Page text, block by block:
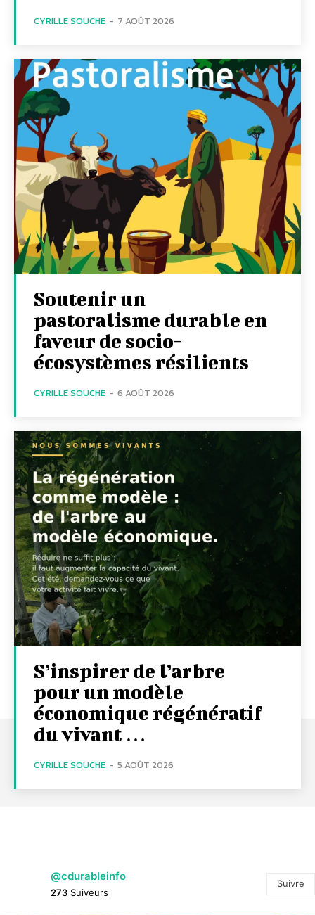
CYRILLE SOUCHE - 7 AOÛT 2026
Soutenir un
pastoralisme durable en
faveur de socio-
écosystèmes résilients
CYRILLE SOUCHE - 6 AOÛT 2026
S’inspirer de l’arbre
pour un modèle
économique régénératif
du vivant …
CYRILLE SOUCHE - 5 AOÛT 2026
@cdurableinfo
273 Suiveurs
Suivre